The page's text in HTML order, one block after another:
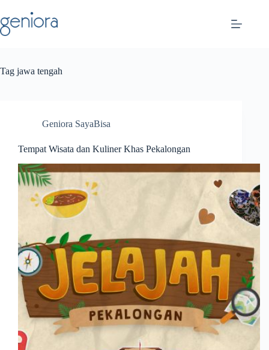
to
content
Tag jawa tengah
Geniora SayaBisa
Tempat Wisata dan Kuliner Khas Pekalongan